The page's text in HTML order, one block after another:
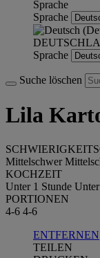
Sprache
Sprache
Sprache
Suche löschen
Lila
Mittelschwer
KOCHZEIT
Unter 1 Stunde
PORTIONEN
4-6 4-6
ENTFERNEN
TEILEN